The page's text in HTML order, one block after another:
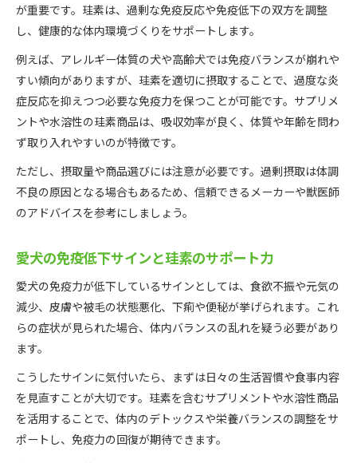
が重要です。珪素は、過剰な免疫反応や免疫低下の双方を調整
し、健康的な体内環境づくりをサポートします。
例えば、アレルギー体質の犬や高齢犬では免疫バランスが崩れや
すい傾向がありますが、珪素を適切に摂取することで、過度な炎
症反応を抑えつつ必要な免疫力を保つことが可能です。サプリメ
ントや水溶性の珪素商品は、吸収効率が良く、体質や年齢を問わ
ず取り入れやすいのが特徴です。
ただし、摂取量や商品選びには注意が必要です。過剰摂取は体調
不良の原因となる場合もあるため、信頼できるメーカーや獣医師
のアドバイスを参考にしましょう。
愛犬の免疫低下サインと珪素のサポート力
愛犬の免疫力が低下しているサインとしては、食欲不振や元気の
減少、皮膚や被毛の状態悪化、下痢や便秘が挙げられます。これ
らの症状が見られた場合、体内バランスの乱れを疑う必要があり
ます。
こうしたサインに気付いたら、まずは日々の生活習慣や食事内容
を見直すことが大切です。珪素を含むサプリメントや水溶性商品
を活用することで、体内のデトックスや栄養バランスの調整をサ
ポートし、免疫力の回復が期待できます。